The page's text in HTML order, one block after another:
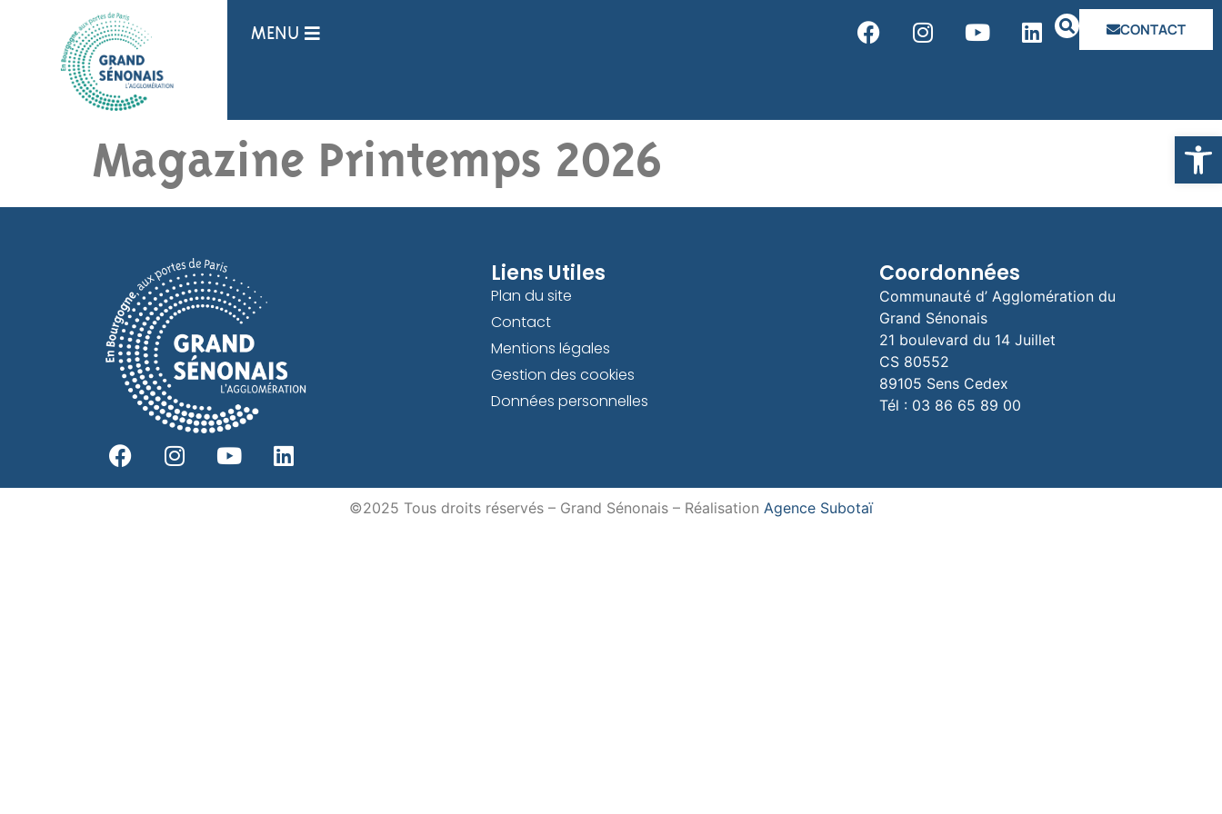
Panneau de gestion des cookies
Ouvrir
MENU CONTACT
Magazine Printemps 2026
Liens Utiles
Plan du site
Contact
Mentions légales
Gestion des cookies
Données personnelles
Coordonnées
Communauté d’ Agglomération du
Grand Sénonais
21 boulevard du 14 Juillet
CS 80552
89105 Sens Cedex
Tél : 03 86 65 89 00
©2025 Tous droits réservés – Grand Sénonais – Réalisation Agence Subotaï